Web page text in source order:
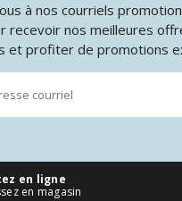
à nos courriels
recevoir nos meilleures
et profiter de promotions
en ligne
en magasin